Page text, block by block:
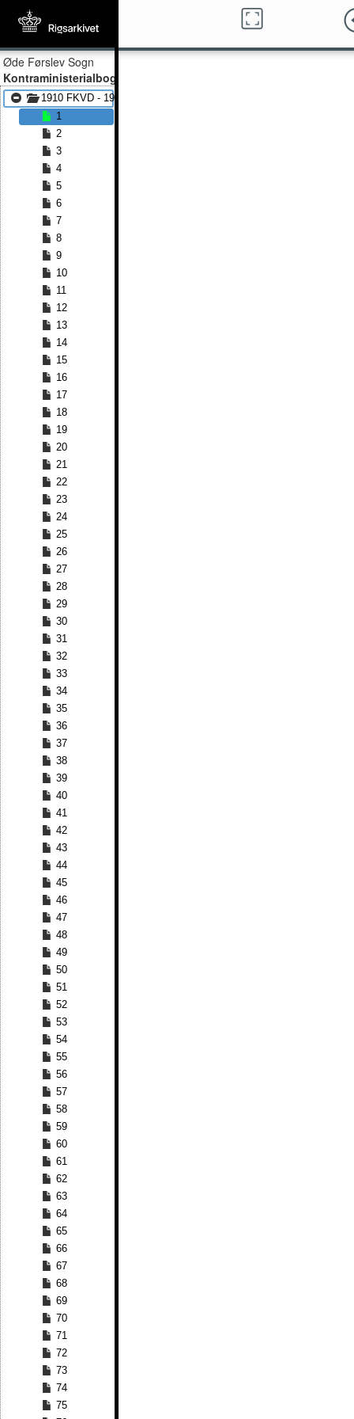
Øde Førslev Sogn
Kontraministerialbog
1910 FKVD - 1926 FKVD
1
2
3
4
5
6
7
8
9
10
11
12
13
14
15
16
17
18
19
20
21
22
23
24
25
26
27
28
29
30
31
32
33
34
35
36
37
38
39
40
41
42
43
44
45
46
47
48
49
50
51
52
53
54
55
56
57
58
59
60
61
62
63
64
65
66
67
68
69
70
71
72
73
74
75